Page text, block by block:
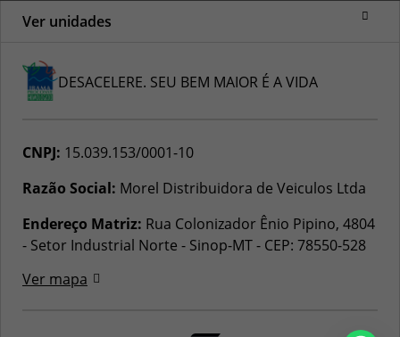
Ver unidades
DESACELERE. SEU BEM MAIOR É A VIDA
CNPJ: 15.039.153/0001-10
Razão Social: Morel Distribuidora de Veiculos Ltda
Endereço Matriz: Rua Colonizador Ênio Pipino, 4804
- Setor Industrial Norte - Sinop-MT- CEP: 78550-528
Ver mapa